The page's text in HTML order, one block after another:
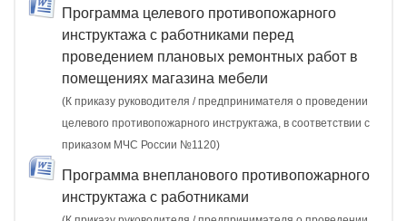
Программа целевого противопожарного
инструктажа с работниками перед
проведением плановых ремонтных работ в
помещениях магазина мебели
(К приказу руководителя / предпринимателя о проведении
целевого противопожарного инструктажа, в соответствии с
приказом МЧС России №1120)
Программа внепланового противопожарного
инструктажа с работниками